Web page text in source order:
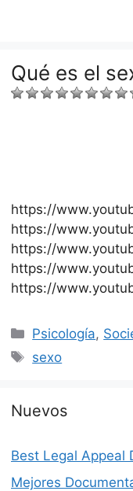
Qué es el
https://
https://
https://
https://
https://
Categorías
Psicología,
Etiquetas
sexo
Nuevos
Best Legal Appeal
Mejores